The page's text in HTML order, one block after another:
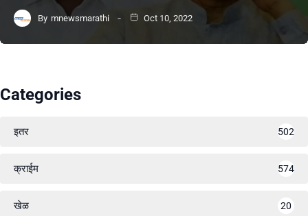
By mnewsmarathi Oct 10, 2022
Categories
इतर 502
क्राईम 574
खेळ 20